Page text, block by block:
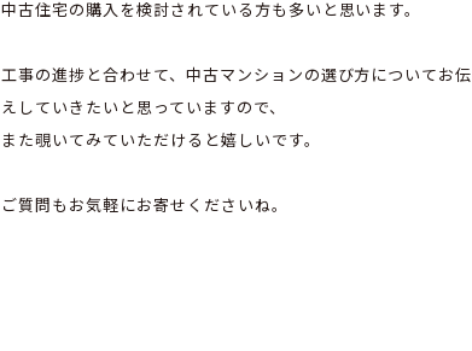
中古住宅の購入を検討されている方も多いと思います。
工事の進捗と合わせて、中古マンションの選び方についてお伝
えしていきたいと思っていますので、
また覗いてみていただけると嬉しいです。
ご質問もお気軽にお寄せくださいね。